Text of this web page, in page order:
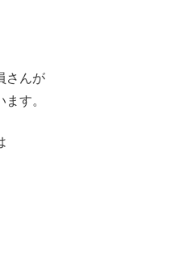
さんが
す。